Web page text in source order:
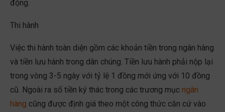
động.
Thi hành
Việc thi hành toàn diện gồm các khoản tiền trong ngân hàng
và tiền lưu hành trong dân chúng. Tiền lưu hành phải nộp lại
trong vòng 3-5 ngày với tỷ lệ 1 đồng mới ứng với 10 đồng
cũ. Ngoài ra số tiền ký thác trong các trương mục ngân
hàng cũng được định giá theo một công thức căn cứ vào